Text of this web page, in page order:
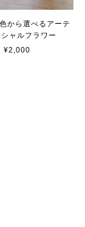
から選べるアーテ
シャルフラワー
¥2,000